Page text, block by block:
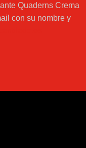
Quaderns Crema
con su nombre y